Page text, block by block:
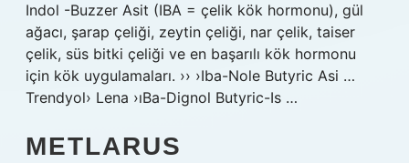
Indol -Buzzer Asit (IBA = çelik kök hormonu), gül
ağacı, şarap çeliği, zeytin çeliği, nar çelik, taiser
çelik, süs bitki çeliği ve en başarılı kök hormonu
için kök uygulamaları. ›› ›Iba-Nole Butyric Asi …
Trendyol› Lena ›ıBa-Dignol Butyric-Is …
METLARUS